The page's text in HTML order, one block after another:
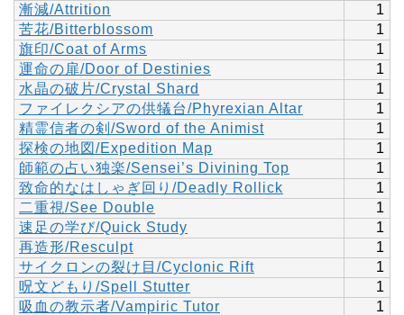
漸減/Attrition
1
苦花/Bitterblossom
1
旗印/Coat of Arms
1
運命の扉/Door of Destinies
1
水晶の破片/Crystal Shard
1
ファイレクシアの供犠台/Phyrexian Altar
1
精霊信者の剣/Sword of the Animist
1
探検の地図/Expedition Map
1
師範の占い独楽/Sensei’s Divining Top
1
致命的なはしゃぎ回り/Deadly Rollick
1
二重視/See Double
1
速足の学び/Quick Study
1
再造形/Resculpt
1
サイクロンの裂け目/Cyclonic Rift
1
呪文どもり/Spell Stutter
1
吸血の教示者/Vampiric Tutor
1